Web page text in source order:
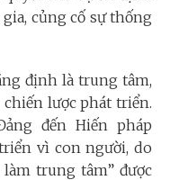
củng cố sự thống
định là trung tâm,
lược phát triển.
đến Hiến pháp
vì con người, do
trung tâm” được